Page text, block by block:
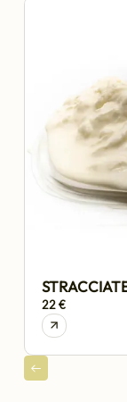
22 €